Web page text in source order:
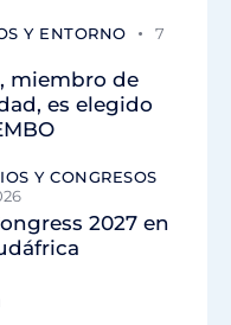
Y ENTORNO
7
miembro de
es elegido
Y CONGRESOS
2027 en